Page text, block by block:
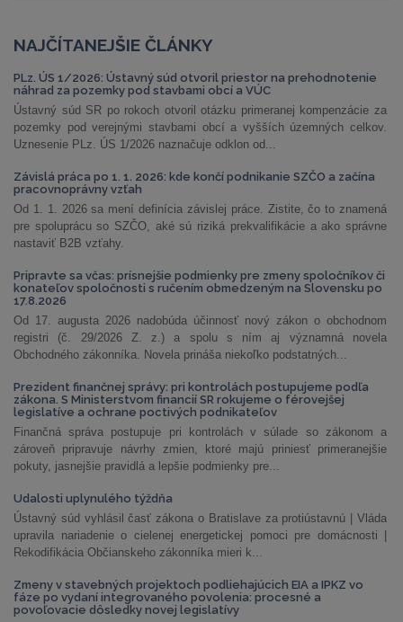
NAJČÍTANEJŠIE ČLÁNKY
PLz. ÚS 1/2026: Ústavný súd otvoril priestor na prehodnotenie
náhrad za pozemky pod stavbami obcí a VÚC
Ústavný súd SR po rokoch otvoril otázku primeranej kompenzácie za
pozemky pod verejnými stavbami obcí a vyšších územných celkov.
Uznesenie PLz. ÚS 1/2026 naznačuje odklon od...
Závislá práca po 1. 1. 2026: kde končí podnikanie SZČO a začína
pracovnoprávny vzťah
Od 1. 1. 2026 sa mení definícia závislej práce. Zistite, čo to znamená
pre spoluprácu so SZČO, aké sú riziká prekvalifikácie a ako správne
nastaviť B2B vzťahy.
Pripravte sa včas: prísnejšie podmienky pre zmeny spoločníkov či
konateľov spoločnosti s ručením obmedzeným na Slovensku po
17.8.2026
Od 17. augusta 2026 nadobúda účinnosť nový zákon o obchodnom
registri (č. 29/2026 Z. z.) a spolu s ním aj významná novela
Obchodného zákonníka. Novela prináša niekoľko podstatných...
Prezident finančnej správy: pri kontrolách postupujeme podľa
zákona. S Ministerstvom financií SR rokujeme o férovejšej
legislatíve a ochrane poctivých podnikateľov
Finančná správa postupuje pri kontrolách v súlade so zákonom a
zároveň pripravuje návrhy zmien, ktoré majú priniesť primeranejšie
pokuty, jasnejšie pravidlá a lepšie podmienky pre...
Udalosti uplynulého týždňa
Ústavný súd vyhlásil časť zákona o Bratislave za protiústavnú | Vláda
upravila nariadenie o cielenej energetickej pomoci pre domácnosti |
Rekodifikácia Občianskeho zákonníka mieri k...
Zmeny v stavebných projektoch podliehajúcich EIA a IPKZ vo
fáze po vydaní integrovaného povolenia: procesné a
povoľovacie dôsledky novej legislatívy